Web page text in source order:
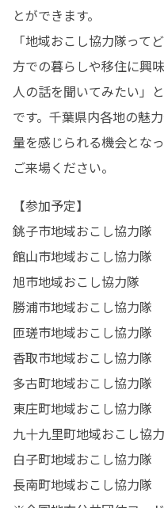
とができます。
「地域おこし協力隊って
方での暮らしや移住に興
人の話を聞いてみたい」
です。千葉県内各地の魅
量を感じられる機会とな
ご来場ください。
【参加予定】
銚子市地域おこし協力隊
館山市地域おこし協力隊
旭市地域おこし協力隊
勝浦市地域おこし協力隊
匝瑳市地域おこし協力隊
香取市地域おこし協力隊
多古町地域おこし協力隊
東庄町地域おこし協力隊
九十九里町地域おこし協
白子町地域おこし協力隊
長南町地域おこし協力隊